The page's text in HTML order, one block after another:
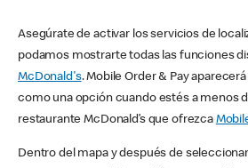
Asegúrate de activar los servicios de
podamos mostrarte todas las funciones
McDonald's. Mobile Order & Pay
como una opción cuando estés a menos
restaurante McDonald’s que ofrezca
Dentro del mapa y después de